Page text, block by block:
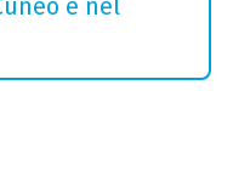
e nel